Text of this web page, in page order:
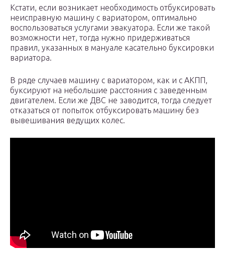
Кстати, если возникает необходимость отбуксировать
неисправную машину с вариатором, оптимально
воспользоваться услугами эвакуатора. Если же такой
возможности нет, тогда нужно придерживаться
правил, указанных в мануале касательно буксировки
вариатора.
В ряде случаев машину с вариатором, как и с АКПП,
буксируют на небольшие расстояния с заведенным
двигателем. Если же ДВС не заводится, тогда следует
отказаться от попыток отбуксировать машину без
вывешивания ведущих колес.